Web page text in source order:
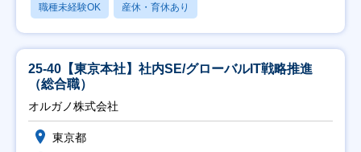
職種未経験OK 産休・育休あり
25-40【東京本社】社内SE/グローバルIT戦略推進
（総合職）
オルガノ株式会社
東京都